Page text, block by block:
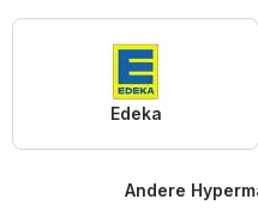
Edeka
Andere